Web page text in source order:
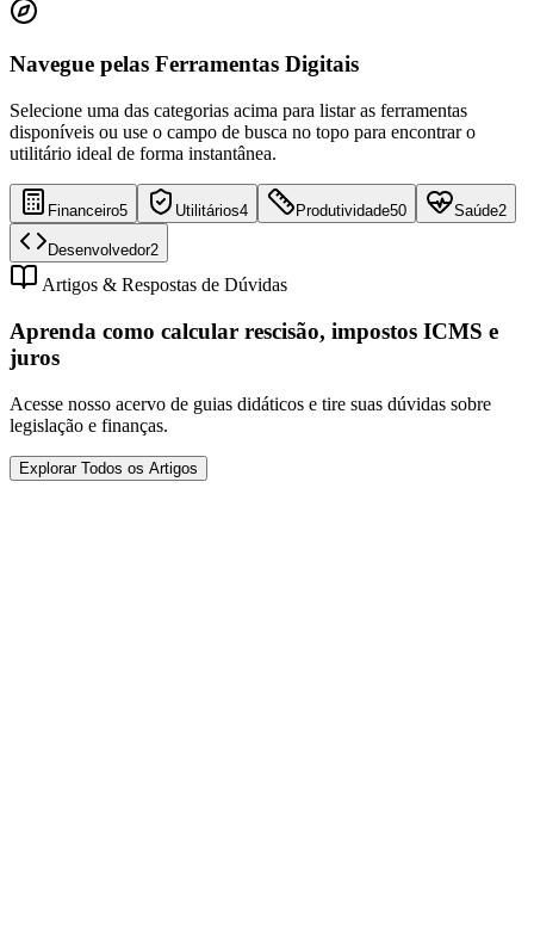
Navegue pelas Ferramentas Digitais
Selecione uma das categorias acima para listar as ferramentas
disponíveis ou use o campo de busca no topo para encontrar o
utilitário ideal de forma instantânea.
Financeiro5 Utilitários4 Produtividade50 Saúde2
Desenvolvedor2
Artigos & Respostas de Dúvidas
Aprenda como calcular rescisão, impostos ICMS e
juros
Acesse nosso acervo de guias didáticos e tire suas dúvidas sobre
legislação e finanças.
Explorar Todos os Artigos